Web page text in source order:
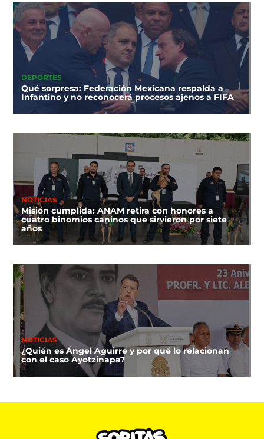
DEPORTES
Qué sorpresa: Federación Mexicana respalda a
Infantino y no reconocerá procesos ajenos a FIFA
NOTICIAS
Misión cumplida: ANAM retira con honores a
cuatro binomios caninos que sirvieron por siete
años
NOTICIAS
¿Quién es Ángel Aguirre y por qué lo relacionan
con el caso Ayotzinapa?